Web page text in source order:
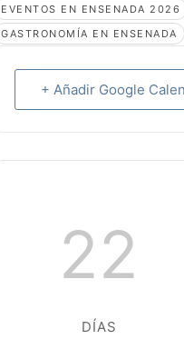
EVENTOS EN ENSENADA 2026
GASTRONOMÍA EN ENSENADA
+ Añadir Google
22
DÍAS